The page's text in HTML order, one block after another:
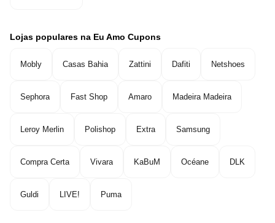
Lojas populares na Eu Amo Cupons
Mobly Casas Bahia Zattini Dafiti Netshoes
Sephora Fast Shop Amaro Madeira Madeira
Leroy Merlin Polishop Extra Samsung
Compra Certa Vivara KaBuM Océane DLK
Guldi LIVE! Puma